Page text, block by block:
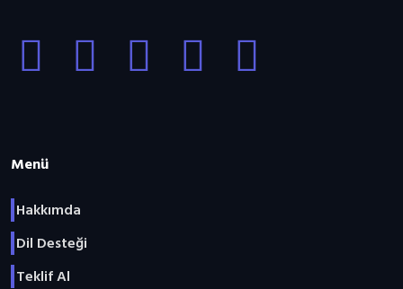
Menü
Hakkımda
Dil Desteği
Teklif Al